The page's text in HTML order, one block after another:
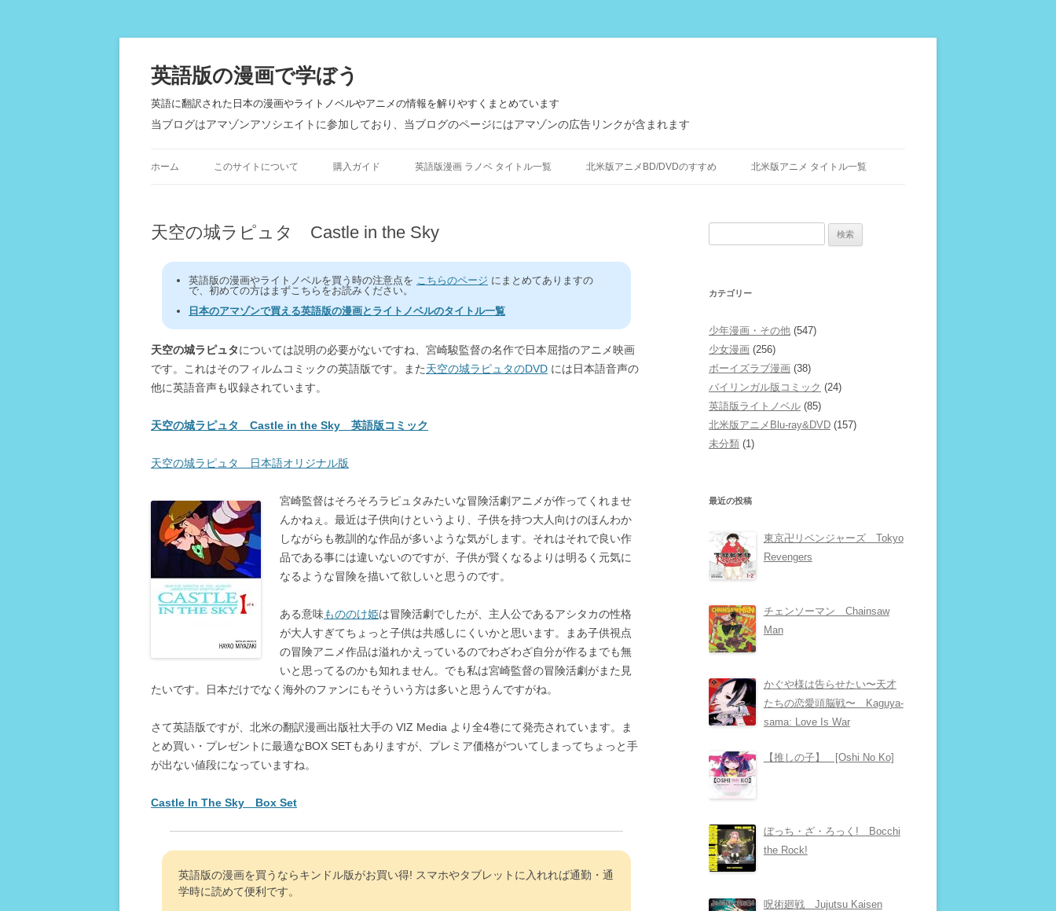
英語版の漫画で学ぼう
英語に翻訳された日本の漫画やライトノベルやアニメの情報を解りやすくまとめています
当ブログはアマゾンアソシエイトに参加しており、当ブログのページにはアマゾンの広告リンクが含まれます
ン
ホーム このサイトについて 購入ガイド 英語版漫画 ラノベ タイトル一覧 北米版アニメBD/DVDのすすめ 北米版アニメ タイトル一覧
天空の城ラピュタ Castle in the Sky
英語版の漫画やライトノベルを買う時の注意点を こちらのページ にまとめてありますの
で、初めての方はまずこちらをお読みください。
日本のアマゾンで買える英語版の漫画とライトノベルのタイトル一覧
天空の城ラピュタについては説明の必要がないですね、宮崎駿監督の名作で日本屈指のアニメ映画
です。これはそのフィルムコミックの英語版です。また天空の城ラピュタのDVD には日本語音声の
他に英語音声も収録されています。
天空の城ラピュタ Castle in the Sky 英語版コミック
天空の城ラピュタ 日本語オリジナル版
宮崎監督はそろそろラピュタみたいな冒険活劇アニメが作ってくれませ
んかねぇ。最近は子供向けというより、子供を持つ大人向けのほんわか
しながらも教訓的な作品が多いような気がします。それはそれで良い作
品である事には違いないのですが、子供が賢くなるよりは明るく元気に
なるような冒険を描いて欲しいと思うのです。
ある意味もののけ姫は冒険活劇でしたが、主人公であるアシタカの性格
が大人すぎてちょっと子供は共感しにくいかと思います。まあ子供視点
の冒険アニメ作品は溢れかえっているのでわざわざ自分が作るまでも無
いと思ってるのかも知れません。でも私は宮崎監督の冒険活劇がまた見
たいです。日本だけでなく海外のファンにもそういう方は多いと思うんですがね。
さて英語版ですが、北米の翻訳漫画出版社大手の VIZ Media より全4巻にて発売されています。ま
とめ買い・プレゼントに最適なBOX SETもありますが、プレミア価格がついてしまってちょっと手
が出ない値段になっていますね。
Castle In The Sky Box Set
英語版の漫画を買うならキンドル版がお買い得! スマホやタブレットに入れれば通勤・通
学時に読めて便利です。
カテゴリー
少年漫画・その他 (547)
少女漫画 (256)
ボーイズラブ漫画 (38)
バイリンガル版コミック (24)
英語版ライトノベル (85)
北米版アニメBlu-ray&DVD (157)
未分類 (1)
最近の投稿
東京卍リベンジャーズ Tokyo
Revengers
チェンソーマン Chainsaw
Man
かぐや様は告らせたい〜天才
たちの恋愛頭脳戦〜 Kaguya-
sama: Love Is War
【推しの子】 [Oshi No Ko]
ぼっち・ざ・ろっく! Bocchi
the Rock!
呪術廻戦 Jujutsu Kaisen